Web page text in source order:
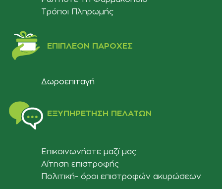
Τρόποι Πληρωμής
ΕΠΙΠΛΈΟΝ ΠΑΡΟΧΈΣ
Δωροεπιταγή
ΕΞΥΠΗΡΈΤΗΣΗ ΠΕΛΑΤΏΝ
Επικοινωνήστε μαζί μας
Αίτηση επιστροφής
Πολιτική- όροι επιστροφών ακυρώσεων